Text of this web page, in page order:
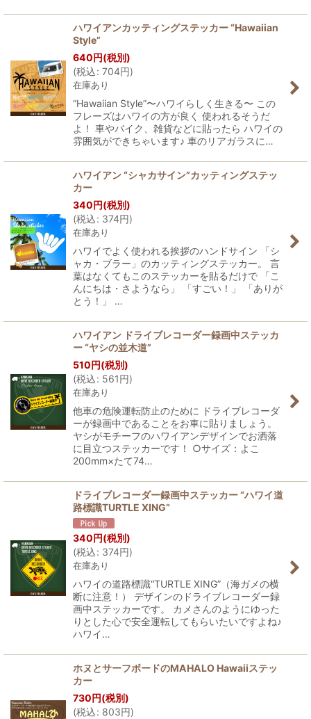
ハワイアンカッティングステッカー “Hawaiian
Style”
640円(税別)
(税込: 704円)
在庫あり
“Hawaiian Style”〜ハワイらしく生きる〜 この
フレーズはハワイの方が良く 使われるそうだ
よ！ 車やバイク、雑貨などに貼ったら ハワイの
雰囲気ができちゃいます♪ 車のリアガラスに…
ハワイアン “シャカサイン”カッティングステッ
カー
340円(税別)
(税込: 374円)
在庫あり
ハワイでよく使われる挨拶のハンドサイン 「シ
ャカ・ブラー」のカッティングステッカー。 言
葉はなくてもこのステッカーを貼るだけで 「こ
んにちは・さようなら」 「すごい！」 「ありが
とう！」 …
ハワイアン ドライブレコーダー録画中ステッカ
ー “ヤシの並木道”
510円(税別)
(税込: 561円)
在庫あり
他車の危険運転防止のために ドライブレコーダ
ーが録画中であることをお車に貼りましょう。
ヤシがモチーフのハワイアンデザインでお洒落
に目立つステッカーです！ ○サイズ：よこ
200mm×たて74…
ドライブレコーダー録画中ステッカー “ハワイ道
路標識TURTLE XING”
340円(税別)
(税込: 374円)
在庫あり
ハワイの道路標識“TURTLE XING”（海ガメの横
断に注意！） デザインのドライブレコーダー録
画中ステッカーです。 カメさんのようにゆった
りとした心で安全運転してもらいたいですよね♪
ハワイ…
ホヌとサーフボードのMAHALO Hawaiiステッ
カー
730円(税別)
(税込: 803円)